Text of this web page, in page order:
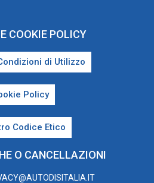
COOKIE POLICY
di Utilizzo
Policy
Codice Etico
O CANCELLAZIONI